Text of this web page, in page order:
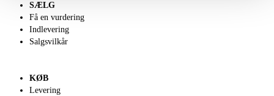
SÆLG
Få en vurdering
Indlevering
Salgsvilkår
KØB
Levering